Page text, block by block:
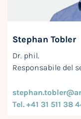
Stephan Tobler
Dr. phil.
Responsabile del
Tel. +41 31 511 38